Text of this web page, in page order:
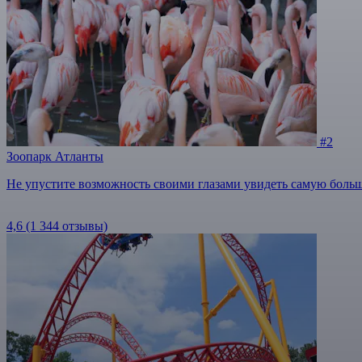
#2
Зоопарк Атланты
Не упустите возможность своими глазами увидеть самую
4,6 (1 344 отзывы)